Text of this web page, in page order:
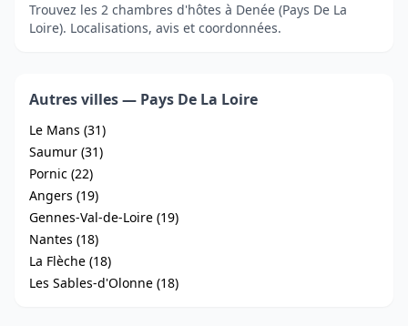
Trouvez les 2 chambres d'hôtes à Denée (Pays De La
Loire). Localisations, avis et coordonnées.
Autres villes — Pays De La Loire
Le Mans (31)
Saumur (31)
Pornic (22)
Angers (19)
Gennes-Val-de-Loire (19)
Nantes (18)
La Flèche (18)
Les Sables-d'Olonne (18)